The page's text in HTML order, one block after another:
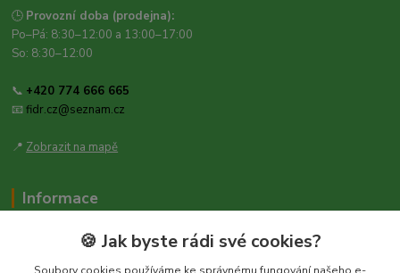
🕒 Provozní doba (prodejna):
Po–Pá: 8:30–12:00 a 13:00–17:00
So: 8:30–12:00
📞 +420 774 666 665
📧fidr.cz@seznam.cz
📍 Zobrazit na mapě
Informace
Zásady ochrany osobních údajů
🍪 Jak byste rádi své cookies?